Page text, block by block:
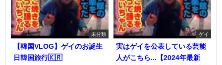
未分類
【韓国VLOG】ゲイのお誕生
日韓国旅行🇰🇷
ゲイ
実はゲイを公表している芸能
人がこちら...【2024年最新